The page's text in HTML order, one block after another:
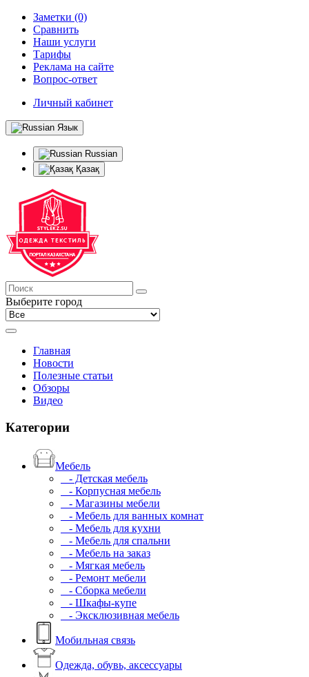
Заметки (0)
Сравнить
Наши услуги
Тарифы
Реклама на сайте
Вопрос-ответ
Личный кабинет
Язык
Russian
Қазақ
Выберите город
Главная
Новости
Полезные статьи
Обзоры
Видео
Категории
Мебель
- Детская мебель
- Корпусная мебель
- Магазины мебели
- Мебель для ванных комнат
- Мебель для кухни
- Мебель для спальни
- Мебель на заказ
- Мягкая мебель
- Ремонт мебели
- Сборка мебели
- Шкафы-купе
- Эксклюзивная мебель
Мобильная связь
Одежда, обувь, аксессуары